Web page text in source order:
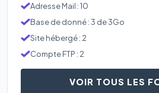
Adresse Mail : 10
Base de donné : 3 de 3Go
Site hébergé : 2
Compte FTP : 2
VOIR TOUS LES